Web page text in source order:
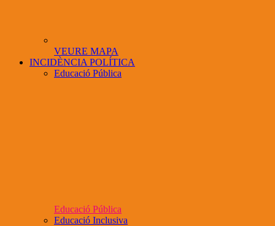
VEURE MAPA
INCIDÈNCIA POLÍTICA
Educació Pública
Educació Pública
Educació Inclusiva